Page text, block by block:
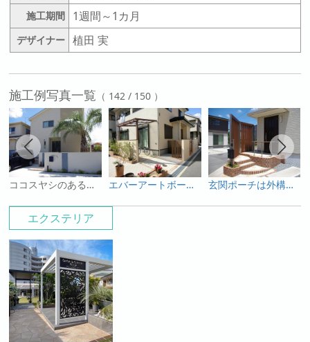
エクステリア
施工期間 1週間～1カ月
デザイナー 植田 実
施工例写真一覧 （ 142 / 150 ）
ココスヤシのあるホワイトを基調としたリゾート風外構！ エバーアートボード仕上げの門柱のある新築外構 玄関ポーチは外構で！形状・動線、そしてドア勝手も気を付けて！